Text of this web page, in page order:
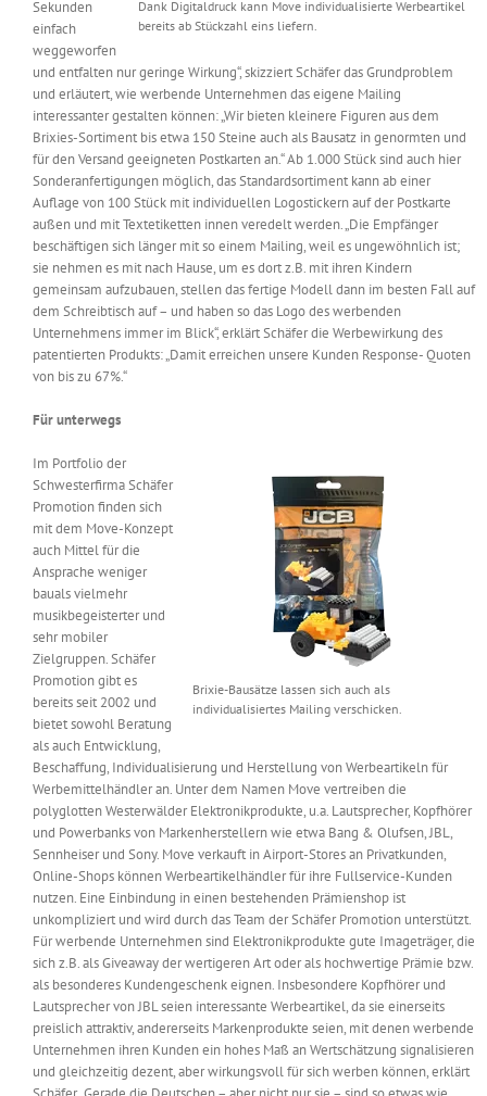
Dank Digitaldruck kann Move individualisierte Werbeartikel
bereits ab Stückzahl eins liefern.
Sekunden
einfach
weggeworfen
und entfalten nur geringe Wirkung“, skizziert Schäfer das Grundproblem
und erläutert, wie werbende Unternehmen das eigene Mailing
interessanter gestalten können: „Wir bieten kleinere Figuren aus dem
Brixies-Sortiment bis etwa 150 Steine auch als Bausatz in genormten und
für den Versand geeigneten Postkarten an.“ Ab 1.000 Stück sind auch hier
Sonderanfertigungen möglich, das Standardsortiment kann ab einer
Auflage von 100 Stück mit individuellen Logostickern auf der Postkarte
außen und mit Textetiketten innen veredelt werden. „Die Empfänger
beschäftigen sich länger mit so einem Mailing, weil es ungewöhnlich ist;
sie nehmen es mit nach Hause, um es dort z.B. mit ihren Kindern
gemeinsam aufzubauen, stellen das fertige Modell dann im besten Fall auf
dem Schreibtisch auf – und haben so das Logo des werbenden
Unternehmens immer im Blick“, erklärt Schäfer die Werbewirkung des
patentierten Produkts: „Damit erreichen unsere Kunden Response- Quoten
von bis zu 67%.“
Für unterwegs
Brixie-Bausätze lassen sich auch als
individualisiertes Mailing verschicken.
Im Portfolio der
Schwesterfirma Schäfer
Promotion finden sich
mit dem Move-Konzept
auch Mittel für die
Ansprache weniger
bauals vielmehr
musikbegeisterter und
sehr mobiler
Zielgruppen. Schäfer
Promotion gibt es
bereits seit 2002 und
bietet sowohl Beratung
als auch Entwicklung,
Beschaffung, Individualisierung und Herstellung von Werbeartikeln für
Werbemittelhändler an. Unter dem Namen Move vertreiben die
polyglotten Westerwälder Elektronikprodukte, u.a. Lautsprecher, Kopfhörer
und Powerbanks von Markenherstellern wie etwa Bang & Olufsen, JBL,
Sennheiser und Sony. Move verkauft in Airport-Stores an Privatkunden,
Online-Shops können Werbeartikelhändler für ihre Fullservice-Kunden
nutzen. Eine Einbindung in einen bestehenden Prämienshop ist
unkompliziert und wird durch das Team der Schäfer Promotion unterstützt.
Für werbende Unternehmen sind Elektronikprodukte gute Imageträger, die
sich z.B. als Giveaway der wertigeren Art oder als hochwertige Prämie bzw.
als besonderes Kundengeschenk eignen. Insbesondere Kopfhörer und
Lautsprecher von JBL seien interessante Werbeartikel, da sie einerseits
preislich attraktiv, andererseits Markenprodukte seien, mit denen werbende
Unternehmen ihren Kunden ein hohes Maß an Wertschätzung signalisieren
und gleichzeitig dezent, aber wirkungsvoll für sich werben können, erklärt